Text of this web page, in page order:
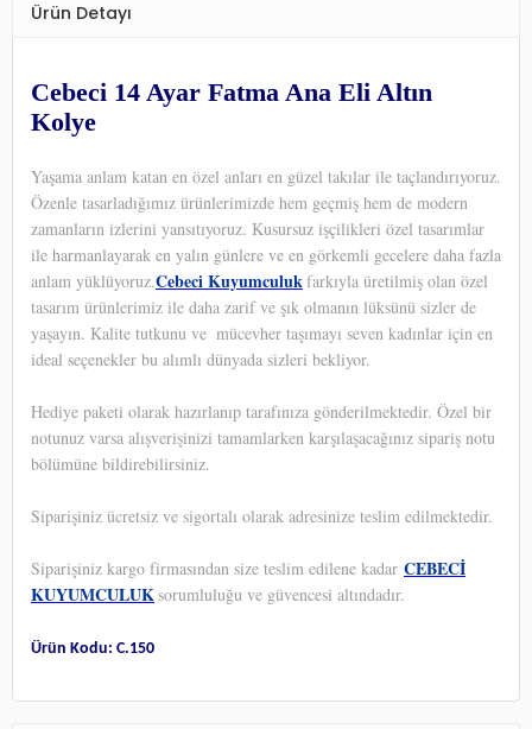
Ürün Detayı
Cebeci 14 Ayar Fatma Ana Eli Altın
Kolye
Yaşama anlam katan en özel anları en güzel takılar ile taçlandırıyoruz.
Özenle tasarladığımız ürünlerimizde hem geçmiş hem de modern
zamanların izlerini yansıtıyoruz. Kusursuz işçilikleri özel tasarımlar
ile harmanlayarak en yalın günlere ve en görkemli gecelere daha fazla
anlam yüklüyoruz.Cebeci Kuyumculukfarkıyla üretilmiş olan özel
tasarım ürünlerimiz ile daha zarif ve şık olmanın lüksünü sizler de
yaşayın. Kalite tutkunu ve mücevher taşımayı seven kadınlar için en
ideal seçenekler bu alımlı dünyada sizleri bekliyor.
Hediye paketi olarak hazırlanıp tarafınıza gönderilmektedir. Özel bir
notunuz varsa alışverişinizi tamamlarken karşılaşacağınız sipariş notu
bölümüne bildirebilirsiniz.
Siparişiniz ücretsiz ve sigortalı olarak adresinize teslim edilmektedir.
Siparişiniz kargo firmasından size teslim edilene kadar CEBECİ
KUYUMCULUKsorumluluğu ve güvencesi altındadır.
Ürün Kodu: C.150